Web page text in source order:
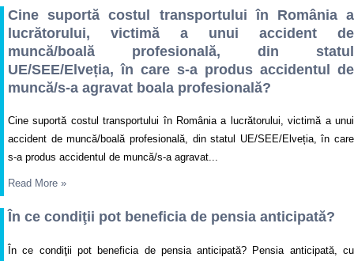
Cine suportă costul transportului în România a
lucrătorului, victimă a unui accident de
muncă/boală profesională, din statul
UE/SEE/Elveția, în care s-a produs accidentul de
muncă/s-a agravat boala profesională?
Cine suportă costul transportului în România a lucrătorului, victimă a unui
accident de muncă/boală profesională, din statul UE/SEE/Elveția, în care
s-a produs accidentul de muncă/s-a agravat...
Read More »
În ce condiţii pot beneficia de pensia anticipată?
În ce condiţii pot beneficia de pensia anticipată? Pensia anticipată, cu